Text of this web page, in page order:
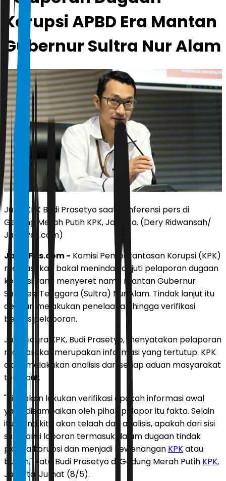
Korupsi APBD Era Mantan
Gubernur Sultra Nur Alam
Jubir KPK Budi Prasetyo saat konferensi pers di
Gedung Merah Putih KPK, Jakarta. (Dery Ridwansah/
JawaPos.com)
JawaPos.com - Komisi Pemberantasan Korupsi (KPK)
memastikan bakal menindaklanjuti pelaporan dugaan
korupsi yang menyeret nama mantan Gubernur
Sulawesi Tenggara (Sultra) Nur Alam. Tindak lanjut itu
dengan melakukan penelaahan hingga verifikasi
berkas pelaporan.
Juru Bicara KPK, Budi Prasetyo, menyatakan pelaporan
masyarakat merupakan informasi yang tertutup. KPK
akan melakukan analisis dari setiap aduan masyarakat
tersebut.
"Kita akan lakukan verifikasi apakah informasi awal
yang disampaikan oleh pihak pelapor itu fakta. Selain
itu, nanti kita akan telaah dan analisis, apakah dari sisi
substansi laporan termasuk dalam dugaan tindak
pidana korupsi dan menjadi kewenangan KPKatau
bukan," kata Budi Prasetyo di Gedung Merah Putih KPK,
Jakarta, Jumat (8/5).